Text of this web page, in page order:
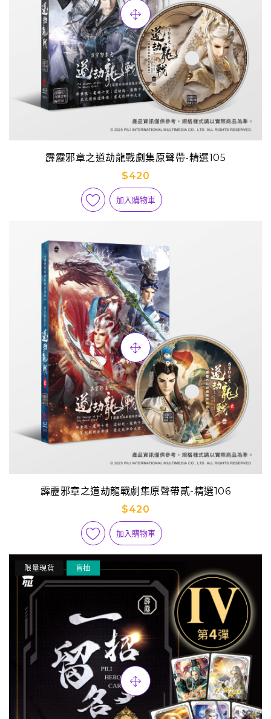
霹靂邪章之道劫龍戰劇集原聲帶-精選105
$420
加入購物車
霹靂邪章之道劫龍戰劇集原聲帶貳-精選106
$420
加入購物車
限量現貨 盲抽